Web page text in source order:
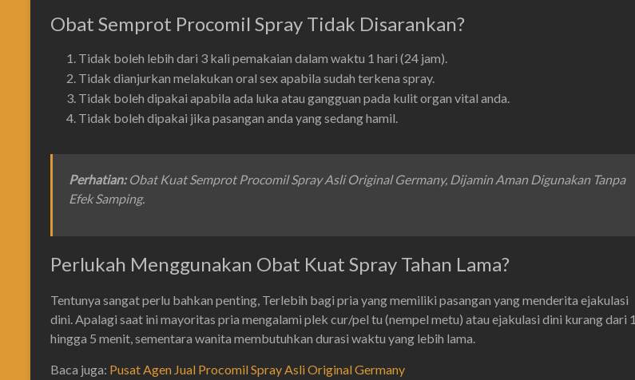
Obat Semprot Procomil Spray Tidak Disarankan?
Tidak boleh lebih dari 3 kali pemakaian dalam waktu 1 hari (24 jam).
Tidak dianjurkan melakukan oral sex apabila sudah terkena spray.
Tidak boleh dipakai apabila ada luka atau gangguan pada kulit organ vital anda.
Tidak boleh dipakai jika pasangan anda yang sedang hamil.
Perhatian: Obat Kuat Semprot Procomil Spray Asli Original Germany, Dijamin Aman Digunakan Tanpa
Efek Samping.
Perlukah Menggunakan Obat Kuat Spray Tahan Lama?
Tentunya sangat perlu bahkan penting, Terlebih bagi pria yang memiliki pasangan yang menderita ejakulasi
dini. Apalagi saat ini mayoritas pria mengalami plek cur/pel tu (nempel metu) atau ejakulasi dini kurang dari 1
hingga 5 menit, sementara wanita membutuhkan durasi waktu yang lebih lama.
Baca juga: Pusat Agen Jual Procomil Spray Asli Original Germany